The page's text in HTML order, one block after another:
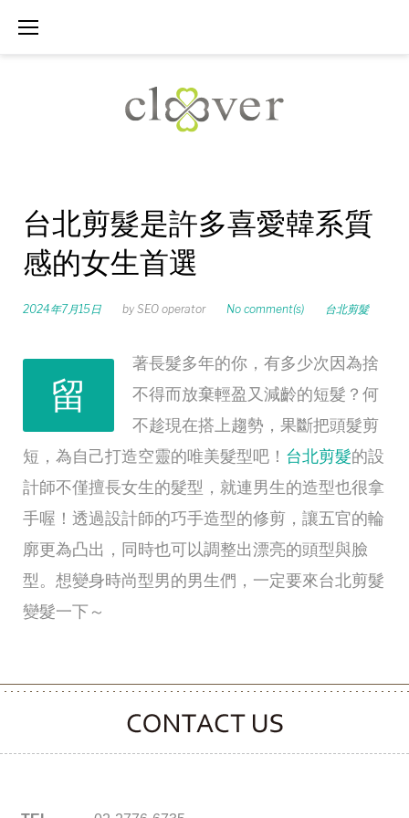
台北剪髮是許多喜愛韓系質
感的女生首選
2024年7月15日 by SEO operator No comment(s) 台北剪髮
留
著長髮多年的你，有多少次因為捨
不得而放棄輕盈又減齡的短髮？何
不趁現在搭上趨勢，果斷把頭髮剪
短，為自己打造空靈的唯美髮型吧！ 台北剪髮的設
計師不僅擅長女生的髮型，就連男生的造型也很拿
手喔！透過設計師的巧手造型的修剪，讓五官的輪
廓更為凸出，同時也可以調整出漂亮的頭型與臉
型。想變身時尚型男的男生們，一定要來台北剪髮
變髮一下～
CONTACT CLOOVER